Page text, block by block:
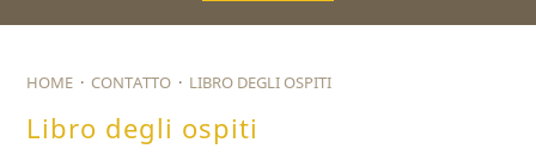
HOME · CONTATTO · LIBRO DEGLI OSPITI
Libro degli ospiti